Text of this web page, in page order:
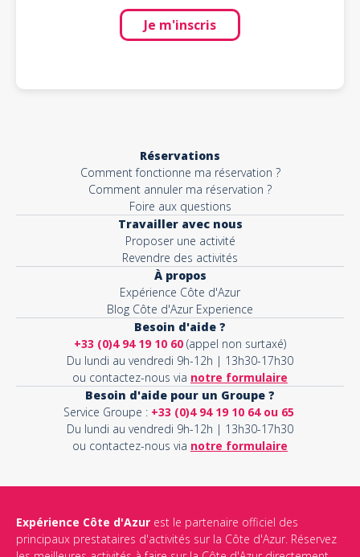
Je m'inscris
Réservations
Comment fonctionne ma réservation ?
Comment annuler ma réservation ?
Foire aux questions
Travailler avec nous
Proposer une activité
Revendre des activités
À propos
Expérience Côte d'Azur
Blog Côte d'Azur Experience
Besoin d'aide ?
+33 (0)4 94 19 10 60 (appel non surtaxé)
Du lundi au vendredi 9h-12h | 13h30-17h30
ou contactez-nous via notre formulaire
Besoin d'aide pour un Groupe ?
Service Groupe : +33 (0)4 94 19 10 64 ou 65
Du lundi au vendredi 9h-12h | 13h30-17h30
ou contactez-nous via notre formulaire
Expérience Côte d'Azur est le partenaire officiel des
principaux prestataires d'activités sur la Côte d'Azur. Réservez